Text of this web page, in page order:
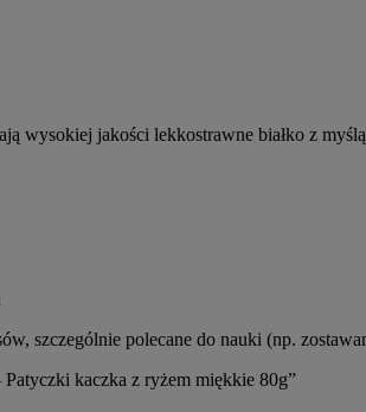
wysokiej jakości lekkostrawne białko z
szczególnie polecane do nauki (np.
kaczka z ryżem miękkie 80g”